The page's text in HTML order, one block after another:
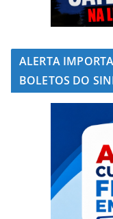
ALERTA
BOLETOS DO